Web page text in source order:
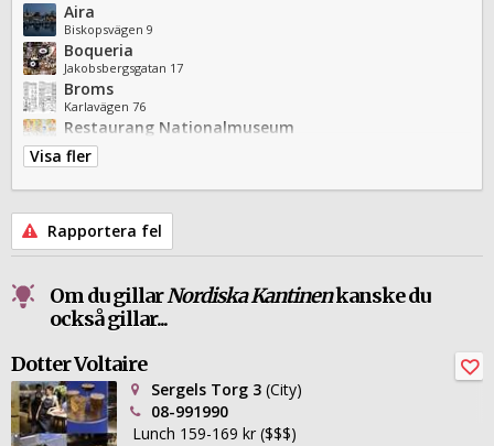
Aira
Biskopsvägen 9
Boqueria
Jakobsbergsgatan 17
Broms
Karlavägen 76
Restaurang Nationalmuseum
Södra Blasieholmshamnen 2
Visa fler
Rapportera fel
Om du gillarNordiska Kantinenkanske du
också gillar...
Dotter Voltaire
Sergels Torg 3 (City)
08-991990
Lunch 159-169 kr ($$$)